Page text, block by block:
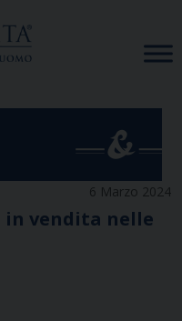
6 Marzo 2024
vendita nelle